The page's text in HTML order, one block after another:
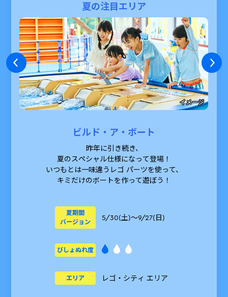
夏の注目エリア
イメージ
ビルド・ア・ボート
昨年に引き続き、
夏のスペシャル仕様になって登場！
いつもとは一味違うレゴ パーツを使って、
キミだけのボートを作って遊ぼう！
夏期間
バージョン
5/30(土)～9/27(日)
びしょぬれ度
エリア レゴ・シティ エリア